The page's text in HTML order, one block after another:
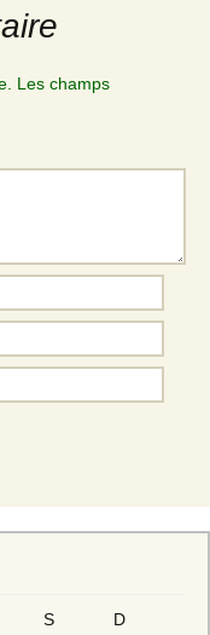
Les champs
S D